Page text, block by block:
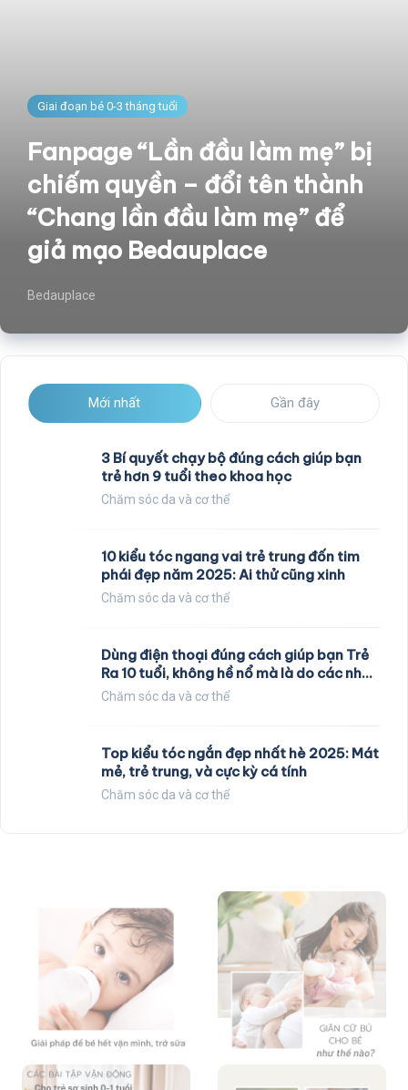
Giai đoạn bé 0-3 tháng tuổi
Fanpage “Lần đầu làm mẹ” bị
chiếm quyền – đổi tên thành
“Chang lần đầu làm mẹ” để
giả mạo Bedauplace
Bedauplace
Mới nhất Gần đây
3 Bí quyết chạy bộ đúng cách giúp bạn
trẻ hơn 9 tuổi theo khoa học
Chăm sóc da và cơ thể
10 kiểu tóc ngang vai trẻ trung đốn tim
phái đẹp năm 2025: Ai thử cũng xinh
Chăm sóc da và cơ thể
Dùng điện thoại đúng cách giúp bạn Trẻ
Ra 10 tuổi, không hề nổ mà là do các nhà
khoa học nghiên cứu
Chăm sóc da và cơ thể
Top kiểu tóc ngắn đẹp nhất hè 2025: Mát
mẻ, trẻ trung, và cực kỳ cá tính
Chăm sóc da và cơ thể